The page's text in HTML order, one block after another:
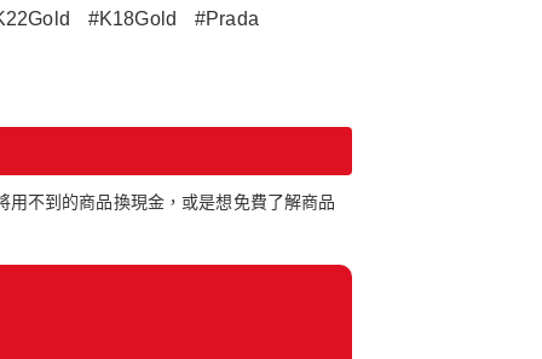
#K18Gold
#Prada
不到的商品換現金，或是想免費了解商品